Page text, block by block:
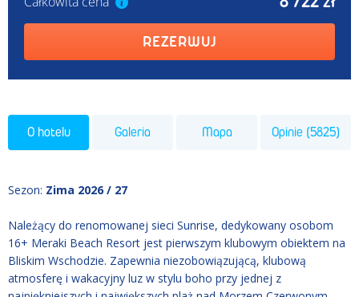
REZERWUJ
O hotelu Galeria Mapa Opinie (5825)
Sezon: Zima 2026 / 27
Należący do renomowanej sieci Sunrise, dedykowany osobom
16+ Meraki Beach Resort jest pierwszym klubowym obiektem na
Bliskim Wschodzie. Zapewnia niezobowiązującą, klubową
atmosferę i wakacyjny luz w stylu boho przy jednej z